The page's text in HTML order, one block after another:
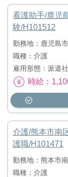
看護助手/鹿児
験/H101512
勤務地：鹿児島市
職種：介護
雇用形態：派遣
時給：
介護/熊本市南
護職/H101471
勤務地：熊本市
職種：介護